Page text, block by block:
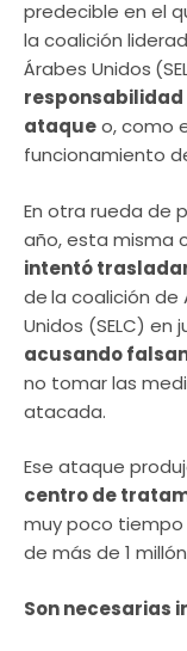
predecible en el
la coalición
Árabes Unidos
ataqueo, como
funcionamiento
En otra rueda de
año, esta misma
intentó
dela coalición de
Unidos (SELC) en
acusando
no tomar las
atacada.
Ese ataque
centro de
muy poco tiempo
de más de 1
Son necesarias